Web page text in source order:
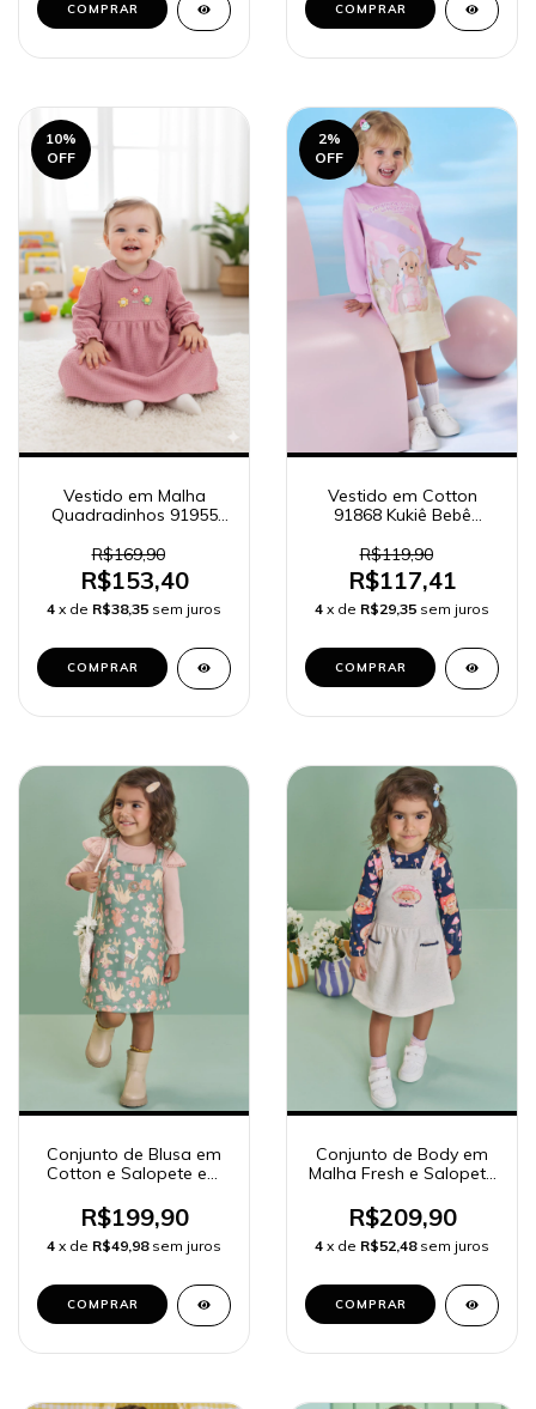
COMPRAR COMPRAR
10%
OFF
Vestido em Malha
Quadradinhos 91955
R$169,90
R$153,40
4 x de R$38,35 sem juros
COMPRAR
2%
OFF
Vestido em Cotton
91868 Kukiê Bebê
R$119,90
R$117,41
4 x de R$29,35 sem juros
COMPRAR
Conjunto de Blusa em
Cotton e Salopete em
90309 Kukiê Bebê
Menina
R$199,90
4 x de R$49,98 sem juros
COMPRAR
Conjunto de Body em
Malha Fresh e Salopete
Pelúcia 90308 Kukiê
Bebê Menina
R$209,90
4 x de R$52,48 sem juros
COMPRAR